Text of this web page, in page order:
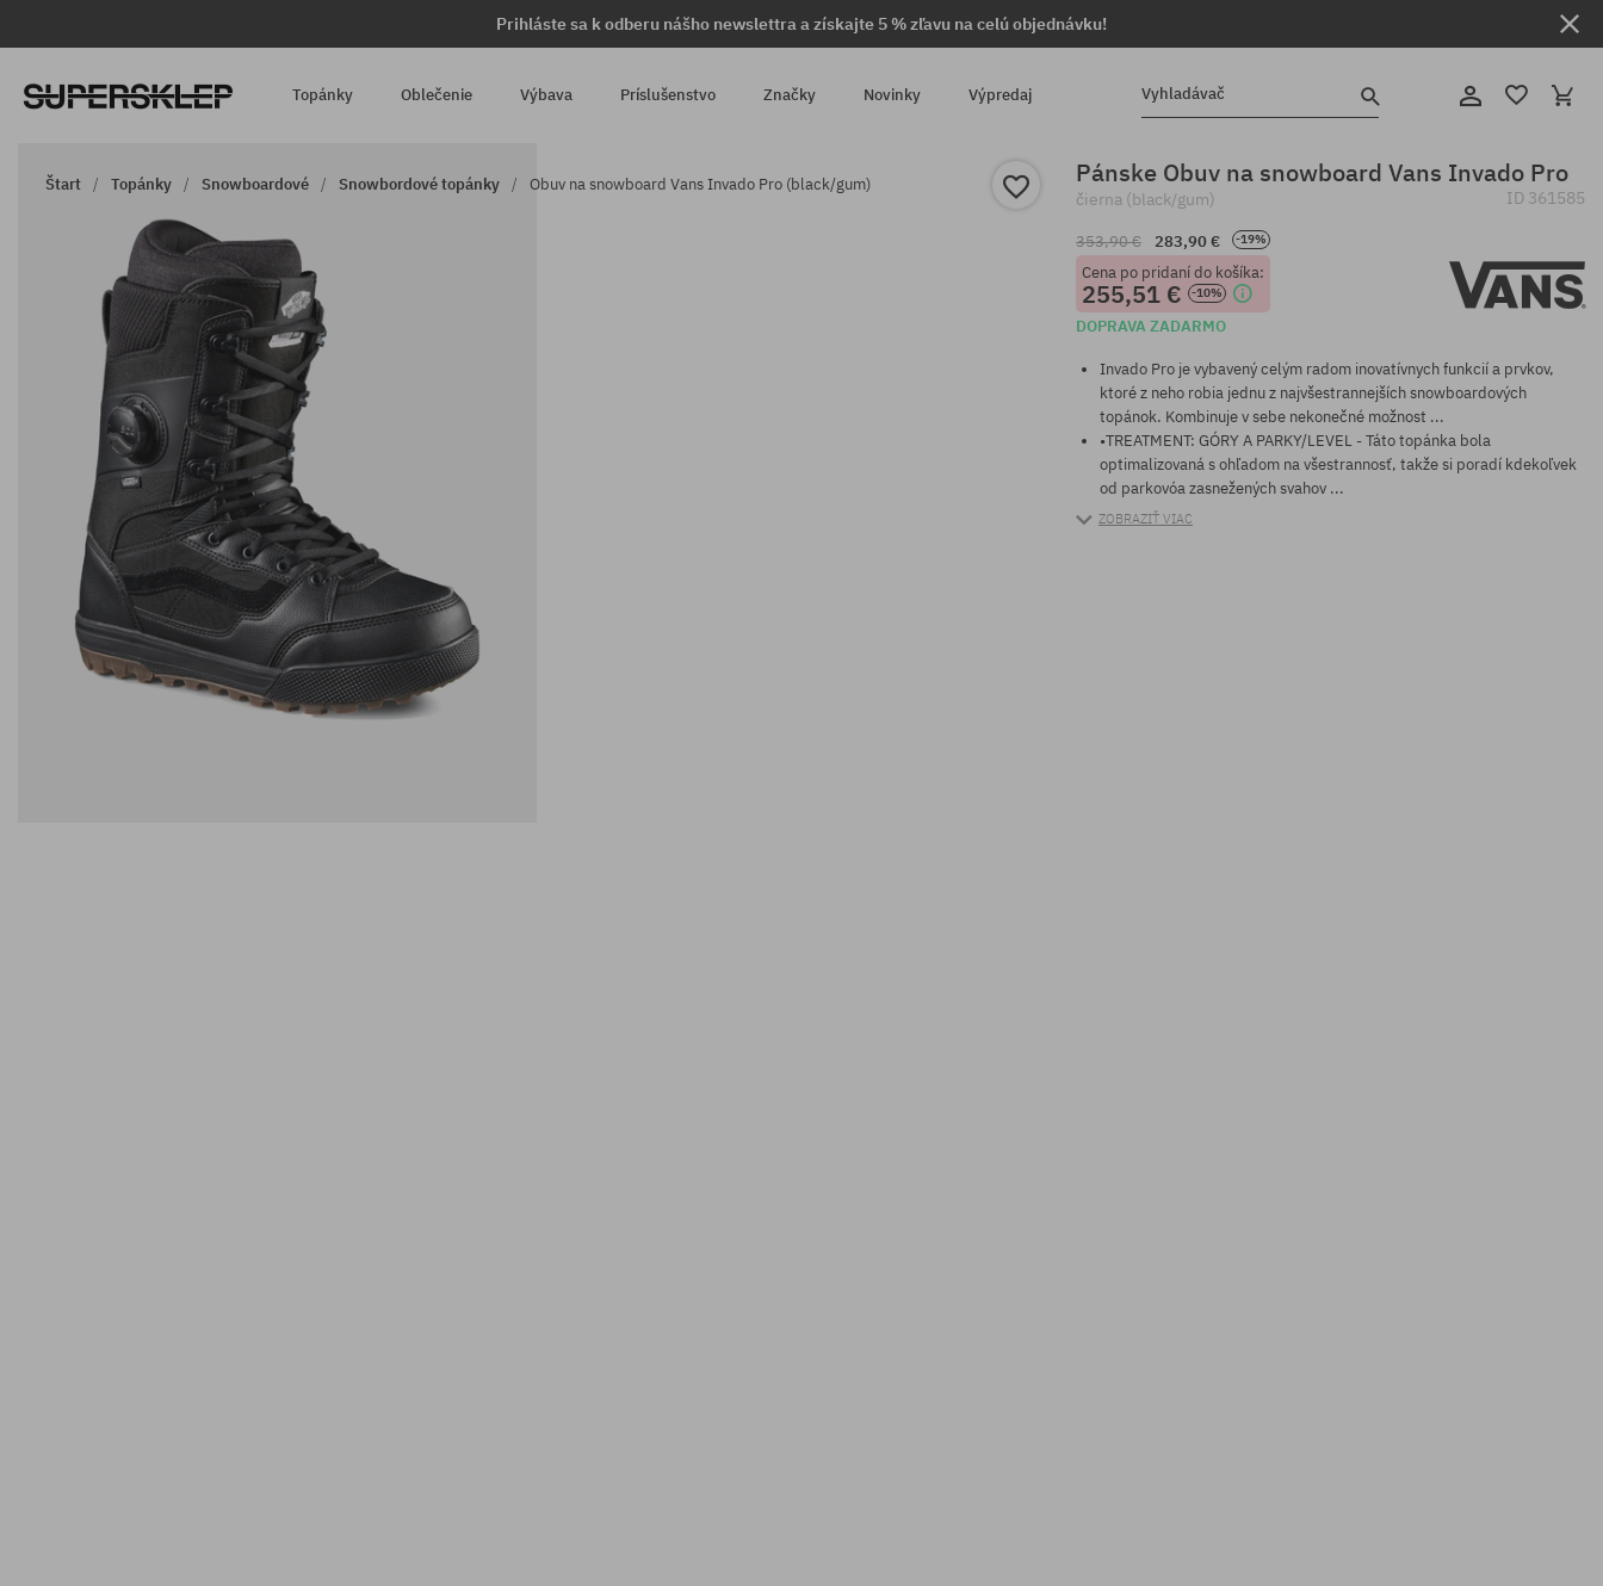
Prihláste sa k odberu nášho newslettra a získajte 5 % zľavu na celú objednávku!
Topánky Oblečenie Výbava Príslušenstvo Značky Novinky Výpredaj Vyhladávač
Štart Topánky Snowboardové Snowbordové topánky Obuv na snowboard Vans Invado Pro (black/gum) Pánske Obuv na snowboard Vans Invado Pro
čierna (black/gum) ID 361585
353,90 € 283,90 € -19%
Cena po pridaní do košíka:
255,51 € -10%
DOPRAVA ZADARMO
Invado Pro je vybavený celým radom inovatívnych funkcií a prvkov,
ktoré z neho robia jednu z najvšestrannejších snowboardových
topánok. Kombinuje v sebe nekonečné možnost ...
•TREATMENT: GÓRY A PARKY/LEVEL - Táto topánka bola
optimalizovaná s ohľadom na všestrannosť, takže si poradí kdekoľvek
od parkovóa zasnežených svahov ...
ZOBRAZIŤ VIAC